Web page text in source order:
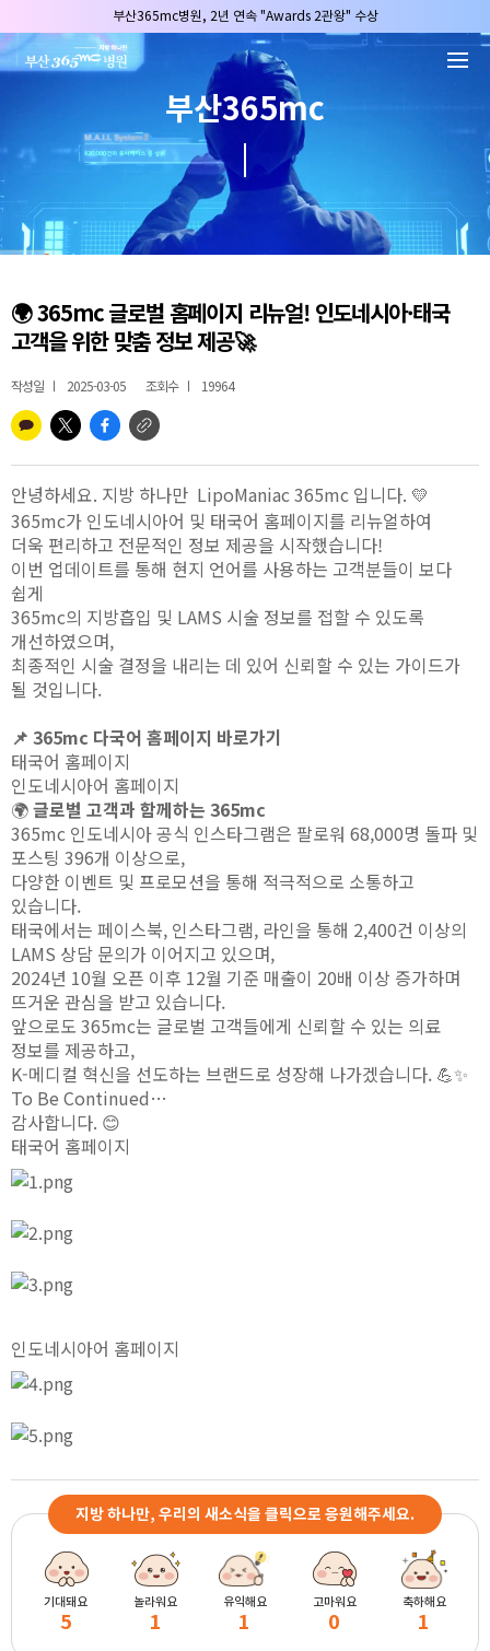
부산365mc병원, 2년 연속 "Awards 2관왕" 수상
2025 "부산365mc 보건복지부 장관상" 수상!
부산365mc병원, 8/15(토) 광복절 정상진료
부산365mc병원, 2년 연속 "Awards 2관왕" 수상
2025 "부산365mc 보건복지부 장관상" 수상!
부산365mc
🌍 365mc 글로벌 홈페이지 리뉴얼! 인도네시아·태국
고객을 위한 맞춤 정보 제공🚀
작성일 2025-03-05 조회수 19964
안녕하세요. 지방 하나만 LipoManiac 365mc 입니다. 💛
365mc가 인도네시아어 및 태국어 홈페이지를 리뉴얼하여
더욱 편리하고 전문적인 정보 제공을 시작했습니다!
이번 업데이트를 통해 현지 언어를 사용하는 고객분들이 보다
쉽게
365mc의 지방흡입 및 LAMS 시술 정보를 접할 수 있도록
개선하였으며,
최종적인 시술 결정을 내리는 데 있어 신뢰할 수 있는 가이드가
될 것입니다.
📌 365mc 다국어 홈페이지 바로가기
태국어 홈페이지
인도네시아어 홈페이지
🌍글로벌 고객과 함께하는 365mc
365mc 인도네시아 공식 인스타그램은 팔로워 68,000명 돌파 및
포스팅 396개 이상으로,
다양한 이벤트 및 프로모션을 통해 적극적으로 소통하고
있습니다.
태국에서는 페이스북, 인스타그램, 라인을 통해 2,400건 이상의
LAMS 상담 문의가 이어지고 있으며,
2024년 10월 오픈 이후 12월 기준 매출이 20배 이상 증가하며
뜨거운 관심을 받고 있습니다.
앞으로도 365mc는 글로벌 고객들에게 신뢰할 수 있는 의료
정보를 제공하고,
K-메디컬 혁신을 선도하는 브랜드로 성장해 나가겠습니다. 💪✨
To Be Continued…
감사합니다. 😊
태국어 홈페이지
인도네시아어 홈페이지
지방 하나만, 우리의 새소식을 클릭으로 응원해주세요.
기대돼요
5
놀라워요
1
유익해요
1
고마워요
0
축하해요
1